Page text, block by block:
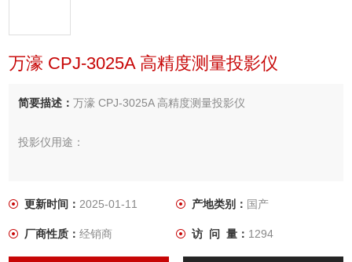
万濠 CPJ-3025A 高精度测量投影仪
简要描述：万濠 CPJ-3025A 高精度测量投影仪
投影仪用途：
仪器。立式投影仪的工件影像可以是全正像也可以为倒像，测量
准确。在透射光照明下，轮廓测量误差小于0.08%。它广泛用于
更新时间：2025-01-11 产地类别： 国产
厂商性质：经销商 访 问 量： 1294